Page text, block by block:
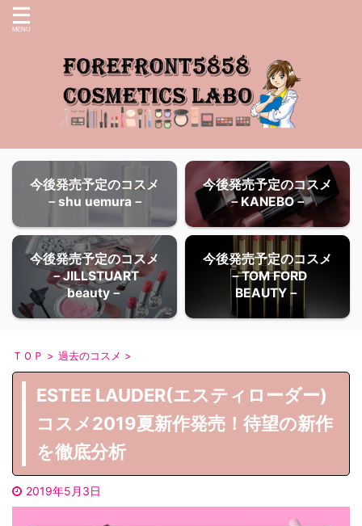
今後発売予定のコスメ
－shu uemura－
今後発売予定のコスメ
－KANEBO－
今後発売予定のコスメ
－JILLSTUART
beauty－
今後発売予定のコスメ
－TOM FORD
BEAUTY－
ＴＯＰ > 過去のコスメ >
ESTEE LAUDER(エスティローダー)
コスメ2019夏新作発売！待望の新作
を徹底分析
2019年5月3日